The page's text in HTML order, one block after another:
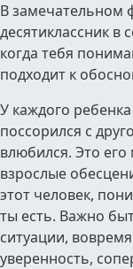
В замечательном
десятиклассник в
когда тебя
подходит к
У каждого
поссорился с
влюбился. Это
взрослые
этот человек,
ты есть. Важно
ситуации,
уверенность,